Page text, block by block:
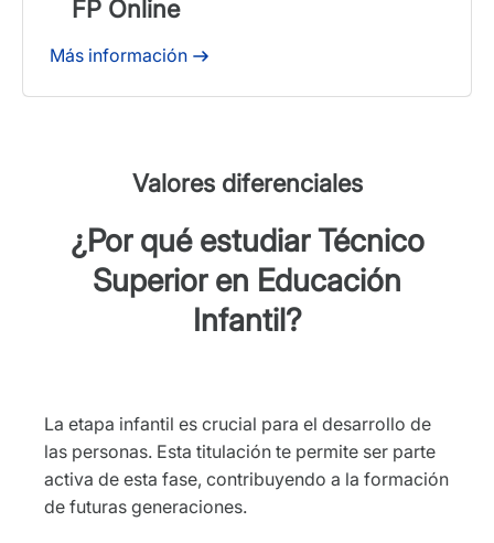
FP Online
Más información
Valores diferenciales
¿Por qué estudiar Técnico
Superior en Educación
Infantil?
La etapa infantil es crucial para el desarrollo de
las personas. Esta titulación te permite ser parte
activa de esta fase, contribuyendo a la formación
de futuras generaciones.